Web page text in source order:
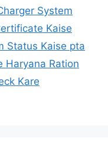
System
Kaise
Status Kaise pta
Haryana Ration
Kare